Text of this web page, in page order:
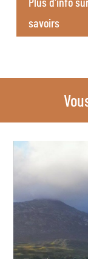
savoirs